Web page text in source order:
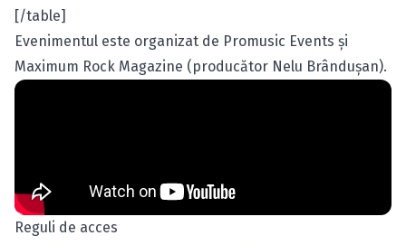
[/table]
Evenimentul este organizat de Promusic Events şi
Maximum Rock Magazine (producător Nelu Brânduşan).
Reguli de acces